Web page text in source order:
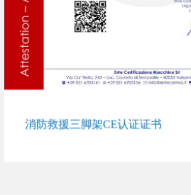
消防救援三脚架CE认证证书